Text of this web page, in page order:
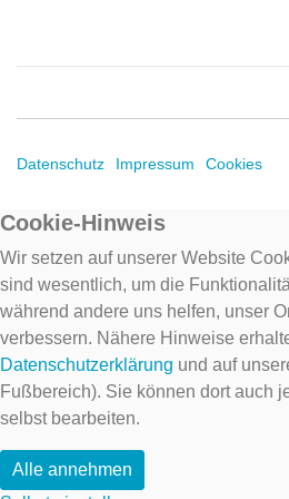
Datenschutz Impressum Cookies
Cookie-Hinweis
Wir setzen auf unserer Website
sind wesentlich, um die
während andere uns helfen, unser
verbessern. Nähere Hinweise
Datenschutzerklärung und auf
Fußbereich). Sie können dort auch
selbst bearbeiten.
Alle annehmen